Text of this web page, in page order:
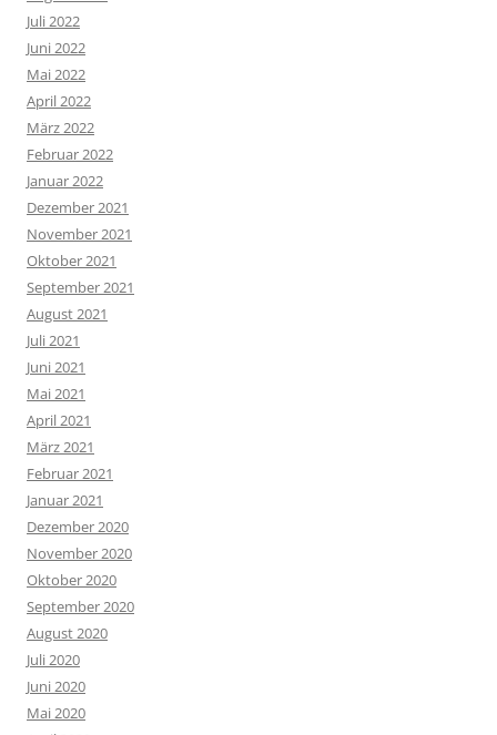
Juli 2022
Juni 2022
Mai 2022
April 2022
März 2022
Februar 2022
Januar 2022
Dezember 2021
November 2021
Oktober 2021
September 2021
August 2021
Juli 2021
Juni 2021
Mai 2021
April 2021
März 2021
Februar 2021
Januar 2021
Dezember 2020
November 2020
Oktober 2020
September 2020
August 2020
Juli 2020
Juni 2020
Mai 2020